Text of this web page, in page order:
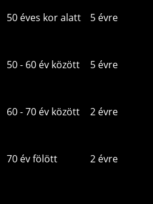
50 éves kor alatt 5 évre
50 - 60 év között 5 évre
60 - 70 év között 2 évre
70 év fölött 2 évre